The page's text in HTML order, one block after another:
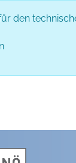
den